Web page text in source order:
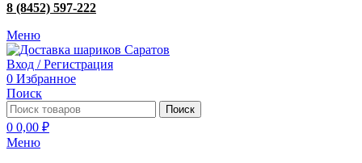
8 (8452) 597-222
Меню
Вход / Регистрация
0 Избранное
Поиск
Поиск
0 0,00 ₽
Меню